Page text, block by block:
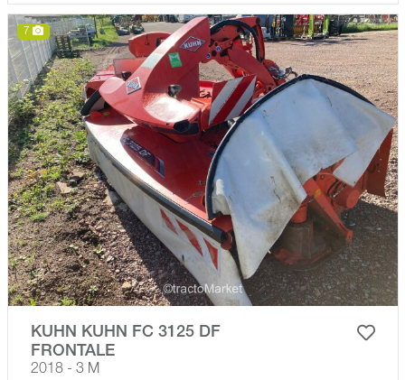
7
KUHN KUHN FC 3125 DF
FRONTALE
2018 - 3 M